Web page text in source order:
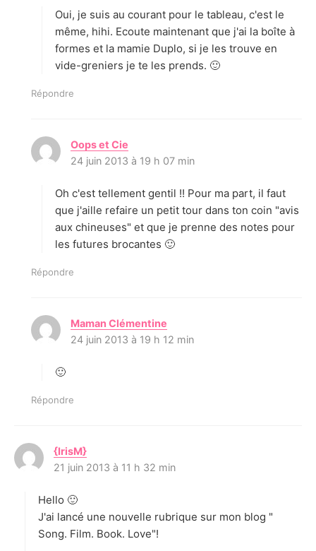
:
Oui, je suis au courant pour le tableau, c'est le
même, hihi. Ecoute maintenant que j'ai la boîte à
formes et la mamie Duplo, si je les trouve en
vide-greniers je te les prends. 🙂
Répondre
Oops et Cie
:
24 juin 2013 à 19 h 07 min
Oh c'est tellement gentil !! Pour ma part, il faut
que j'aille refaire un petit tour dans ton coin "avis
aux chineuses" et que je prenne des notes pour
les futures brocantes 🙂
Répondre
Maman Clémentine
i
24 juin 2013 à 19 h 12 min
🙂
Répondre
{IrisM}
i
21 juin 2013 à 11 h 32 min
Hello 🙂
J'ai lancé une nouvelle rubrique sur mon blog "
Song. Film. Book. Love"!